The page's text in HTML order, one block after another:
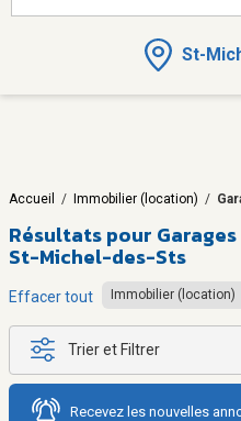
St-
Accueil / Immobilier (location) /
Résultats pour
St-Michel-des-Sts
Effacer tout Immobilier (location)
Trier et Filtrer
Recevez les nouvelles